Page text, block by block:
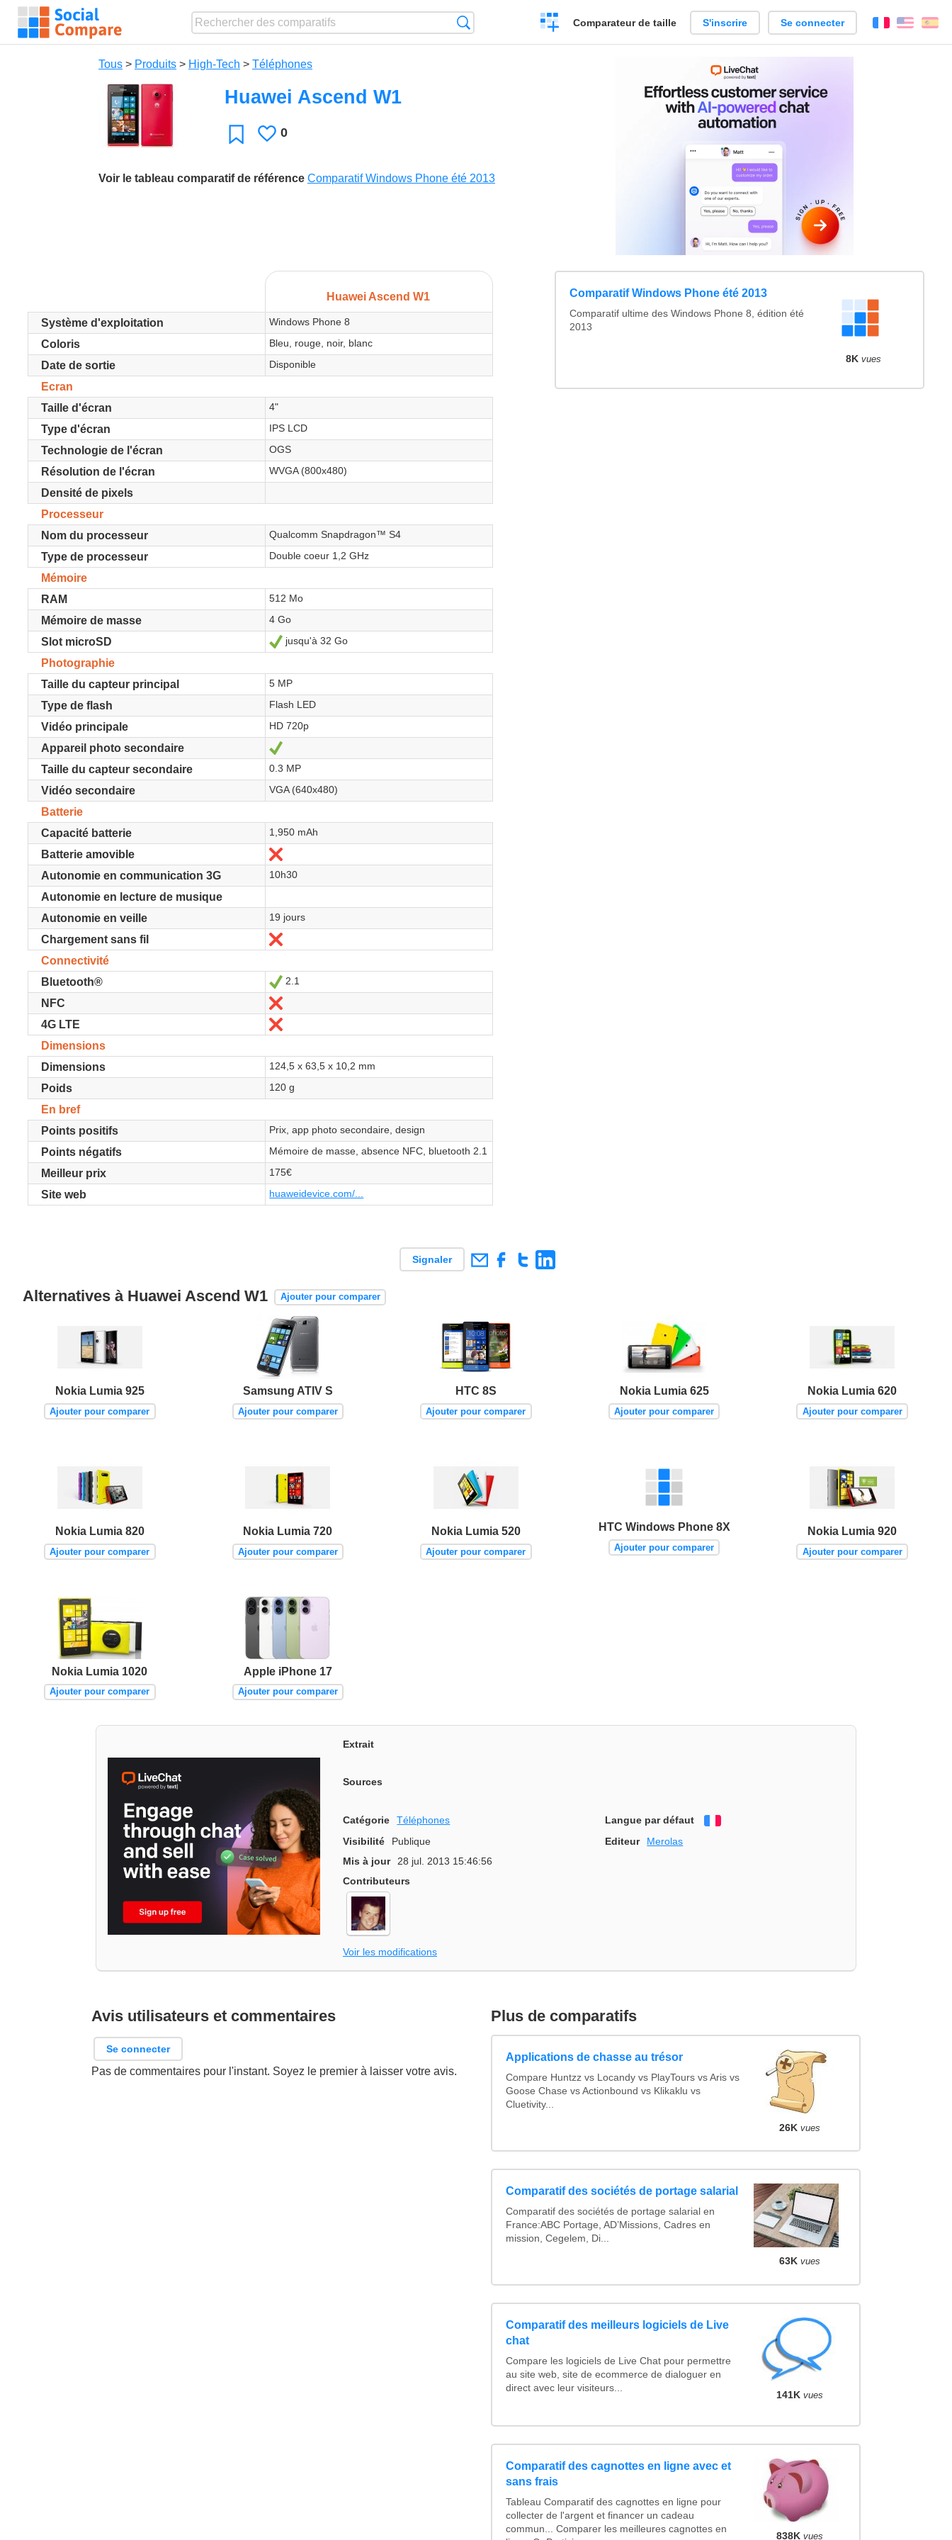
Créer
un
Comparateur de taille S'inscrire Se connecter FrançaisEnglish
Tous > Produits > High-Tech > Téléphones
Huawei Ascend W1
Favori J'aime
0
Voir le tableau comparatif de référence Comparatif Windows Phone été 2013
Huawei Ascend W1
Système d'exploitation Windows Phone 8
Coloris Bleu, rouge, noir, blanc
Date de sortie Disponible
Ecran
Taille d'écran
4"
Type d'écran IPS LCD
Technologie de l'écran OGS
Résolution de l'écran WVGA (800x480)
Densité de pixels
Processeur
Nom du processeur
Qualcomm Snapdragon™ S4
Type de processeur Double coeur 1,2 GHz
Mémoire
RAM
512 Mo
Mémoire de masse 4 Go
Slot microSD Oui
jusqu'à 32 Go
Photographie
Taille du capteur principal
5 MP
Type de flash Flash LED
Vidéo principale HD 720p
Appareil photo secondaire
Taille du capteur secondaire 0.3 MP
Vidéo secondaire VGA (640x480)
Batterie
Capacité batterie
1,950 mAh
Batterie amovible
Autonomie en communication 3G 10h30
Autonomie en lecture de musique
Autonomie en veille
19 jours
Chargement sans fil
Connectivité
Bluetooth®
Oui
2.1
NFC
4G LTE
Dimensions
Dimensions
124,5 x 63,5 x 10,2 mm
Poids 120 g
En bref
Points positifs
Prix, app photo secondaire, design
Points négatifs Mémoire de masse, absence NFC, bluetooth 2.1
Meilleur prix 175€
Site web huaweidevice.com/...
Comparatif Windows Phone été 2013
Comparatif ultime des Windows Phone 8, édition été
2013
8K vues
Signaler
Alternatives à Huawei Ascend W1 Ajouter pour comparer
Nokia Lumia 925
Ajouter pour comparer
Samsung ATIV S
Ajouter pour comparer
HTC 8S
Ajouter pour comparer
Nokia Lumia 625
Ajouter pour comparer
Nokia Lumia 620
Ajouter pour comparer
Nokia Lumia 820
Ajouter pour comparer
Nokia Lumia 720
Ajouter pour comparer
Nokia Lumia 520
Ajouter pour comparer
HTC Windows Phone 8X
Ajouter pour comparer
Nokia Lumia 920
Ajouter pour comparer
Nokia Lumia 1020
Ajouter pour comparer
Apple iPhone 17
Ajouter pour comparer
Extrait
Sources
Catégorie Téléphones Langue par défaut
Français
Visibilité
Publique Editeur
Merolas
Mis à jour
28 jul. 2013 15:46:56
Contributeurs
Voir les modifications
Avis utilisateurs et commentaires
Se connecter
Pas de commentaires pour l'instant. Soyez le premier à laisser votre avis.
Plus de comparatifs
Applications de chasse au trésor
Compare Huntzz vs Locandy vs PlayTours vs Aris vs
Goose Chase vs Actionbound vs Klikaklu vs
Cluetivity...
26K vues
Comparatif des sociétés de portage salarial
Comparatif des sociétés de portage salarial en
France:ABC Portage, AD’Missions, Cadres en
mission, Cegelem, Di...
63K vues
Comparatif des meilleurs logiciels de Live
chat
Compare les logiciels de Live Chat pour permettre
au site web, site de ecommerce de dialoguer en
direct avec leur visiteurs...
141K vues
Comparatif des cagnottes en ligne avec et
sans frais
Tableau Comparatif des cagnottes en ligne pour
collecter de l'argent et financer un cadeau
commun... Comparer les meilleures cagnottes en
838K vues